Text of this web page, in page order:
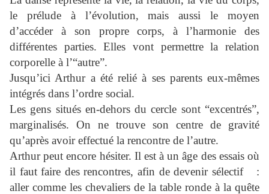
le prélude à l’évolution, mais aussi le moyen
d’accéder à son propre corps, à l’harmonie des
différentes parties. Elles vont permettre la relation
corporelle à l’“autre”.
Jusqu’ici Arthur a été relié à ses parents eux-mêmes
intégrés dans l’ordre social.
Les gens situés en-dehors du cercle sont “excentrés”,
marginalisés. On ne trouve son centre de gravité
qu’après avoir effectué la rencontre de l’autre.
Arthur peut encore hésiter. Il est à un âge des essais où
il faut faire des rencontres, afin de devenir sélectif :
aller comme les chevaliers de la table ronde à la quête